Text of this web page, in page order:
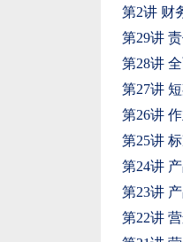
第2讲 财
第29讲
第28讲
第27讲
第26讲
第25讲
第24讲
第23讲
第22讲